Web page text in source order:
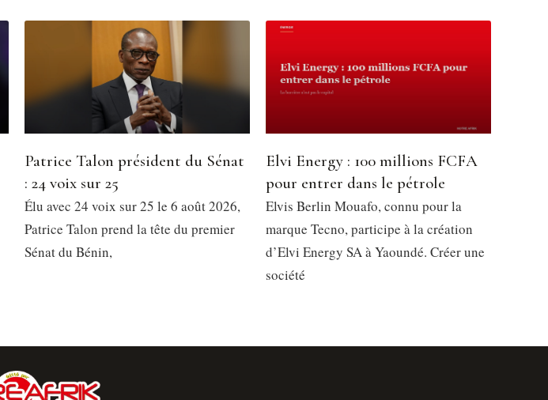
Patrice Talon président du Sénat
: 24 voix sur 25
Élu avec 24 voix sur 25 le 6 août 2026,
Patrice Talon prend la tête du premier
Sénat du Bénin,
Elvi Energy : 100 millions FCFA
pour entrer dans le pétrole
Elvis Berlin Mouafo, connu pour la
marque Tecno, participe à la création
d’Elvi Energy SA à Yaoundé. Créer une
société